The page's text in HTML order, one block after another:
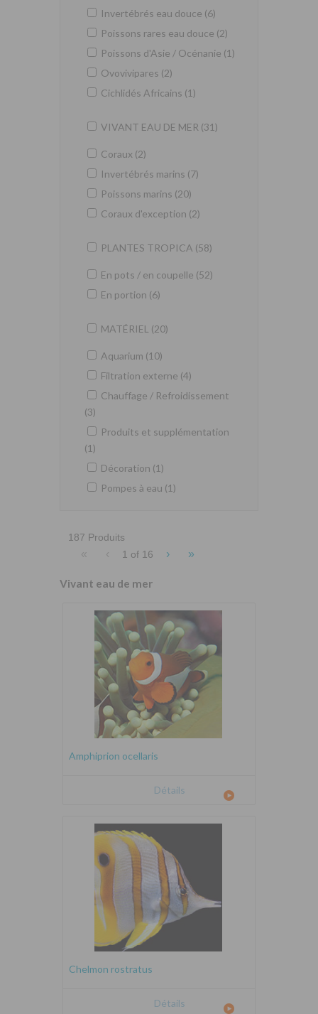
Invertébrés eau douce (6)
Poissons rares eau douce (2)
Poissons d'Asie / Océnanie (1)
Ovovivipares (2)
Cichlidés Africains (1)
VIVANT EAU DE MER (31)
Coraux (2)
Invertébrés marins (7)
Poissons marins (20)
Coraux d'exception (2)
PLANTES TROPICA (58)
En pots / en coupelle (52)
En portion (6)
MATÉRIEL (20)
Aquarium (10)
Filtration externe (4)
Chauffage / Refroidissement
(3)
Produits et supplémentation
(1)
Décoration (1)
Pompes à eau (1)
187 Produits
« ‹ 1 of 16 › »
Vivant eau de mer
Amphiprion ocellaris
Détails
Chelmon rostratus
Détails